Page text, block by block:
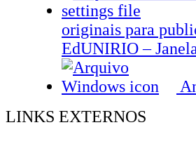
originais para
EdUNIRIO –
LINKS EXTERNOS